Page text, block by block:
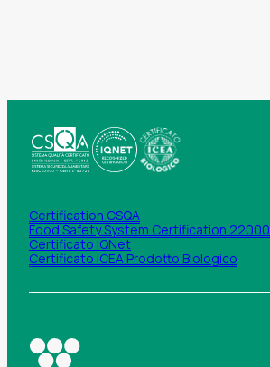
Certification CSQA
Food Safety System Certification 22000
Certificato IQNet
Certificato ICEA Prodotto Biologico